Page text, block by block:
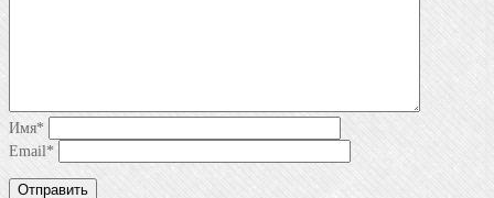
Имя*
Email*